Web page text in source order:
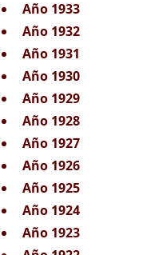
Año 1933
Año 1932
Año 1931
Año 1930
Año 1929
Año 1928
Año 1927
Año 1926
Año 1925
Año 1924
Año 1923